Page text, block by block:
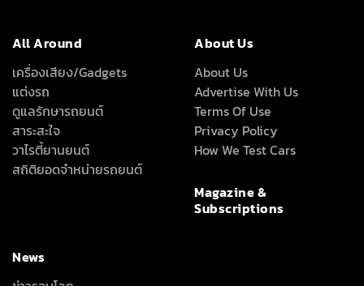
All Around
เครื่องเสียง/Gadgets
แต่งรถ
ดูแลรักษารถยนต์
สาระสะใจ
วาไรตี้ยานยนต์
สถิติยอดจำหน่ายรถยนต์
About Us
About Us
Advertise With Us
Terms Of Use
Privacy Policy
How We Test Cars
Magazine &
Subscriptions
News